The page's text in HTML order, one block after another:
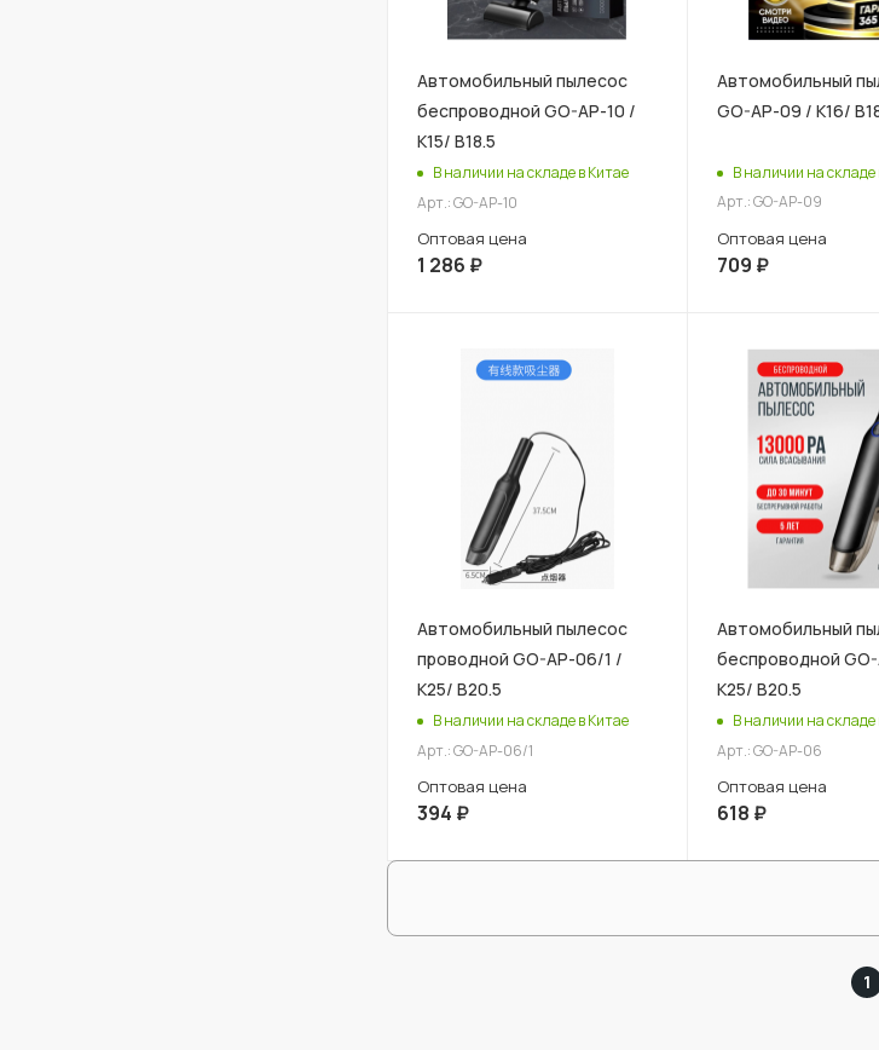
Автомобильный пылесос
беспроводной GO-AP-10 /
К15/ В18.5
В наличии на складе в Китае
Арт.: GO-AP-10
Оптовая цена
1 286 ₽
Автомобильный
GO-AP-09 / К16/
В наличии на складе
Арт.: GO-AP-09
Оптовая цена
709 ₽
Автомобильный пылесос
проводной GO-AP-06/1 /
К25/ В20.5
В наличии на складе в Китае
Арт.: GO-AP-06/1
Оптовая цена
394 ₽
Автомобильный
беспроводной
К25/ В20.5
В наличии на складе
Арт.: GO-AP-06
Оптовая цена
618 ₽
1